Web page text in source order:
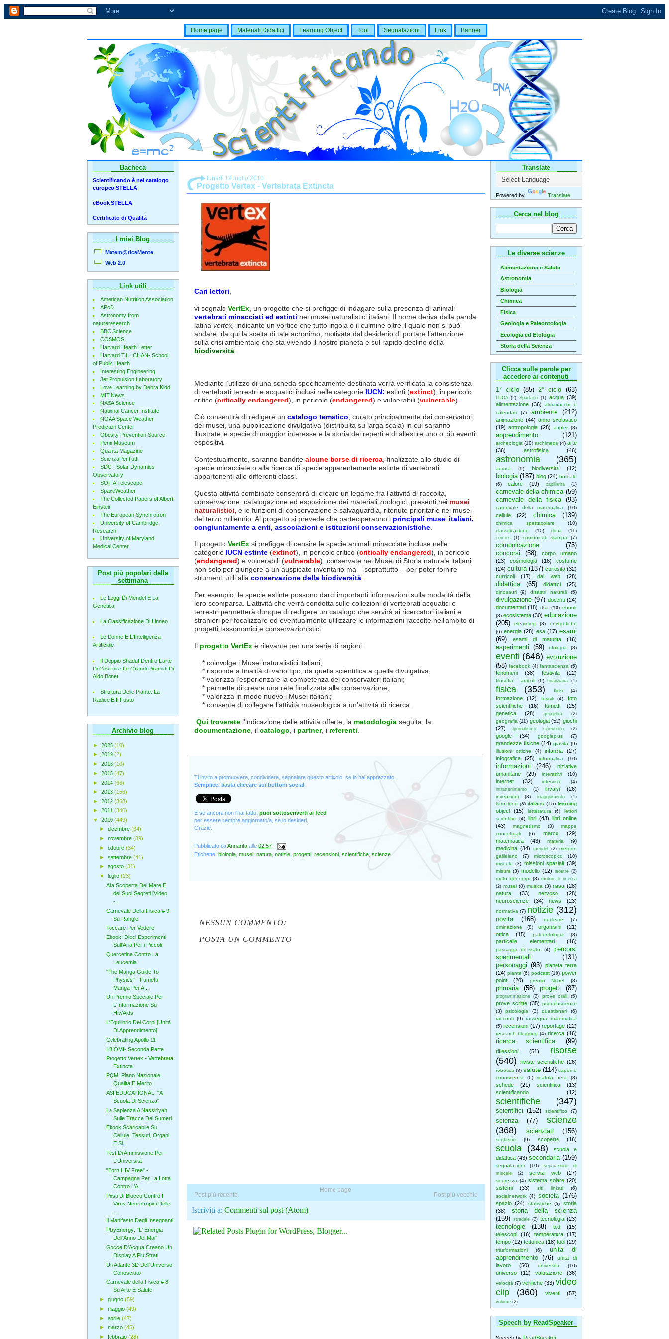
Home page Materiali Didattici Learning Object Tool Segnalazioni Link Banner
Translate
Powered by Translate
Cerca nel blog
Le diverse scienze
Alimentazione e Salute
Astronomia
Biologia
Chimica
Fisica
Geologia e Paleontologia
Ecologia ed Etologia
Storia della Scienza
Clicca sulle parole per
accedere ai contenuti
1° ciclo (85) 2° ciclo (63)
LUCA (2) Spartaco (1) acqua (39)
alimentazione (36)
almanacchi e
calendari
(7) ambiente (212)
animazione (44) anno scolastico
(19) antropologia (28) applet (3)
apprendimento (121)
archeologia (10) archimede (4) arte
(36)
astrofisica (46)
astronomia (365)
aurora (9) biodiversita (12)
biologia (187) blog (24) boreale
(6)
calore (19) capillarita (1)
carnevale della chimica (59)
carnevale della fisica
(93)
carnevale della matematica (10)
cellule (22) chimica (139)
chimica spettacolare
(10)
classificazione
(10) clima (11)
comics (1) comunicati stampa (7)
comunicazione
(75)
concorsi
(58)
corpo umano
(23)
cosmologia (16)
costume
(24) cultura (137) curiosita (32)
curricoli
(17) dal web (28)
didattica (65) didattici (25)
dinosauri (9) disastri naturali (5)
divulgazione (97) docenti (24)
documentari (18) dsa (10) ebook
(8) ecosistema (30) educazione
(205)
elearning (3)
energetiche
(6) energia (28) esa (17) esami
(69)
esami di maturita (16)
esperimenti (59) etologia (8)
eventi (646) evoluzione
(58) facebook (4) fantascienza (5)
fenomeni (38) festivita (22)
filosofia - articoli (6) finanziaria (1)
fisica (353) flickr (4)
formazione (12) fossili (4)
foto
scientifiche
(16) fumetti
(25)
genetica
(28) geogebra (2)
geografia (11) geologia (52) giochi
(27)
giornalismo scientifico (2)
google (34) googleplus (7)
grandezze fisiche (14) gravita (9)
illusioni ottiche
(4) infanzia
(27)
infografica
(25) informatica (10)
informazioni (246)
iniziative
umanitarie
(29) interattivi (10)
internet (32) interviste (4)
intrattenimento (1) invalsi (26)
invenzioni (3) irraggiamento (1)
istruzione (8) italiano (15) learning
object
(15) letteratura (6)
lettori
scientifici (4) libri (43) libri online
(43)
magnetismo (3)
mappe
concettuali
(6) marco
(29)
matematica
(43) materia (9)
medicina (34) mendel (2)
metodo
galileiano
(7) microscopico
(10)
miscele (3) missioni spaziali (39)
misure (3) modello (12) mostre (2)
moto dei corpi (8) motori di ricerca
(2) musei (8) musica (3) nasa (28)
natura
(33) nervoso
(28)
neuroscienze
(34) news (23)
normativa (7) notizie (312)
novita (168) nucleare
(7)
ominazione
(8) organismi
(21)
ottica
(15) paleontologia (3)
particelle elementari (16)
passaggi di stato (4)
percorsi
sperimentali
(131)
personaggi (93)
pianeta terra
(24) piante (6) podcast (10) power
point
(20) premio Nobel (3)
primaria (58) progetti (87)
programmazione (2) prove orali (5)
prove scritte (35) pseudoscienze
(3)
psicologia (3) questionari
(6)
racconti (9) rassegna matematica
(5) recensioni (17) reportage (22)
research blogging (4) ricerca (16)
ricerca scientifica (99)
riflessioni (51)
risorse
(540)
riviste scientifiche (26)
robotica (8) salute (114) saperi e
conoscenza
(6) scatola nera (3)
schede (21) scientifica
(13)
scientificando
(12)
scientifiche (347)
scientifici (152) scientifico (7)
scienza (77)
scienze
(368)
scienziati (156)
scolastici (9) scoperte (16)
scuola (348)
scuola e
didattica (43) secondaria (159)
segnalazioni (10)
separazione di
miscele
(2) servizi web (27)
sicurezza (4) sistema solare (20)
sistemi
(33) siti linkati
(6)
socialnetwork (4) societa (176)
spazio (24) statistiche (5)
storia
(38)
storia della scienza
(159)
stradale (2) tecnologia (23)
tecnologie (138) ted
(15)
telescopi
(16) temperatura
(17)
tempo (12) tettonica (18) tool (29)
trasformazioni (6)
unita di
apprendimento (76)
unita di
lavoro
(50) universita (10)
universo (12) valutazione (36)
velocità (7) verifiche (33) video
clip
(360) viventi (57)
volume (2)
Speech by ReadSpeaker
Speech by ReadSpeaker
lunedì 19 luglio 2010
Progetto Vertex - Vertebrata Extincta
Cari lettori
vi segnalo VertEx, un progetto che si prefigge di indagare sulla presenza di animali
vertebrati minacciati ed estinti nei musei naturalistici italiani. Il nome deriva dalla parola
latina vertex, indicante un vortice che tutto ingoia o il culmine oltre il quale non si può
andare; da qui la scelta di tale acronimo, motivata dal desiderio di portare l’attenzione
sulla crisi ambientale che sta vivendo il nostro pianeta e sul rapido declino della
biodiversità.
Mediante l’utilizzo di una scheda specificamente destinata verrà verificata la consistenza
di vertebrati terrestri e acquatici inclusi nelle categorieIUCN: estinti (extinct), in pericolo
critico (critically endangered), in pericolo (endangered) e vulnerabili (vulnerable).
Ciò consentirà di redigere un catalogo tematico , curato principalmente dai conservatori
dei musei, una pubblicazione divulgativa (distribuita su larga scala) in cui saranno
illustrate le specie di maggior interesse e la storia dei reperti e di allestire uno o più eventi
espositivi.
Contestualmente, saranno banditealcune borse di ricerca, finalizzate allo studio di
specie minacciate o alla ricerca di specie apparentemente estinte di vertebrati
appartenenti alle differenti classi.
Questa attività combinate consentirà di creare un legame fra l’attività di raccolta,
conservazione, catalogazione ed esposizione dei materiali zoologici, presenti nei musei
naturalistici, e le funzioni di conservazione e salvaguardia, ritenute prioritarie nei musei
del terzo millennio. Al progetto si prevede che parteciperanno iprincipali musei italiani,
congiuntamente a enti, associazioni e istituzioni conservazionistiche.
Il progetto VertExsi prefigge di censire le specie animali minacciate incluse nelle
categorieIUCN estinte(extinct), in pericolo critico (critically endangered), in pericolo
(endangered) e vulnerabili (vulnerable), conservate nei Musei di Storia naturale italiani
non solo per giungere a un auspicato inventario ma – soprattutto – per poter fornire
strumenti utili alla conservazione della biodiversità.
Per esempio, le specie estinte possono darci importanti informazioni sulla modalità della
loro scomparsa. L’attività che verrà condotta sulle collezioni di vertebrati acquatici e
terrestri permetterà dunque di redigere un catalogo che servirà ai ricercatori italiani e
stranieri per focalizzare ed eventualmente utilizzare le informazioni raccolte nell’ambito di
progetti tassonomici e conservazionistici.
Ilprogetto VertExè rilevante per una serie di ragioni:
* coinvolge i Musei naturalistici italiani;
* risponde a finalità di vario tipo, da quella scientifica a quella divulgativa;
* valorizza l’esperienza e la competenza dei conservatori italiani;
* permette di creare una rete finalizzata alla conservazione;
* valorizza in modo nuovo i Musei italiani;
* consente di collegare l’attività museologica a un’attività di ricerca.
Qui troveretel'indicazione delle attività offerte, la metodologiaseguita, la
documentazione, il catalogo , i partner, ireferenti
Ti invito a promuovere, condividere, segnalare questo articolo, se lo hai apprezzato.
Semplice, basta cliccare sui bottoni social.
E se ancora non l'hai fatto, puoi sottoscriverti ai feed
per essere sempre aggiornato/a, se lo desideri.
Grazie.
Pubblicato daAnnarita alle 02:57
Etichette: biologia, musei, natura, notizie, progetti, recensioni, scientifiche, scienze
NESSUN COMMENTO:
POSTA UN COMMENTO
Post più recente Post più vecchio
Home page
Iscriviti a: Commenti sul post (Atom)
Bacheca
Scientificando è nel catalogo
europeo STELLA
eBook STELLA
Certificato di Qualità
I miei Blog
Matem@ticaMente
Web 2.0
Link utili
American Nutrition Association
APoD
Astronomy from
natureresearch
BBC Science
COSMOS
Harvard Health Letter
Harvard T.H. CHAN- School
of Public Health
Interesting Engineering
Jet Propulsion Laboratory
Love Learning by Debra Kidd
MIT News
NASA Science
National Cancer Institute
NOAA Space Weather
Prediction Center
Obesity Prevention Source
Penn Museum
Quanta Magazine
ScienzaPerTutti
SDO | Solar Dynamics
Observatory
SOFIA Telescope
SpaceWeather
The Collected Papers of Albert
Einstein
The European Synchrotron
University of Cambridge-
Research
University of Maryland
Medical Center
Post più popolari della
settimana
Le Leggi Di Mendel E La
Genetica
La Classificazione Di Linneo
Le Donne E L'Intelligenza
Artificiale
Il Doppio Shaduf Dentro L’arte
Di Costruire Le Grandi Piramidi Di
Aldo Bonet
Struttura Delle Piante: La
Radice E Il Fusto
Archivio blog
► 2025 (10)
► 2019 (2)
► 2016 (10)
► 2015 (47)
► 2014 (66)
► 2013 (156)
► 2012 (368)
► 2011 (346)
▼ 2010 (449)
► dicembre (34)
► novembre (39)
► ottobre (34)
► settembre (41)
► agosto (31)
▼ luglio (23)
Alla Scoperta Del Mare E
dei Suoi Segreti [Video
-...
Carnevale Della Fisica # 9
Su Rangle
Toccare Per Vedere
Ebook: Dieci Esperimenti
Sull'Aria Per i Piccoli
Quercetina Contro La
Leucemia
"The Manga Guide To
Physics" - Fumetti
Manga Per A...
Un Premio Speciale Per
L'Informazione Su
Hiv/Aids
L'Equilibrio Dei Corpi [Unità
Di Apprendimento]
Celebrating Apollo 11
I BIOMI- Seconda Parte
Progetto Vertex - Vertebrata
Extincta
PQM: Piano Nazionale
Qualità E Merito
ASI EDUCATIONAL: "A
Scuola Di Scienza"
La Sapienza A Nassiriyah
Sulle Tracce Dei Sumeri
Ebook Scaricabile Su
Cellule, Tessuti, Organi
E Si...
Test Di Ammissione Per
L'Università
"Born HIV Free" -
Campagna Per La Lotta
Contro L’A...
Posti Di Blocco Contro I
Virus Neurotropici Delle
Il Manifesto Degli Insegnanti
PlayEnergy: "L' Energia
Dell'Anno Del Mai"
Gocce D'Acqua Creano Un
Display A Più Strati
Un Atlante 3D Dell'Universo
Conosciuto
Carnevale della Fisica # 8
Su Arte E Salute
► giugno (59)
► maggio (49)
► aprile (47)
► marzo (45)
► febbraio (28)